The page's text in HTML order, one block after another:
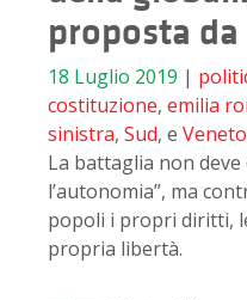
proposta
18 Luglio 2019 |
costituzione, emilia
sinistra, Sud, e Veneto
La battaglia non deve
l’autonomia”, ma
popoli i propri diritti,
propria libertà.